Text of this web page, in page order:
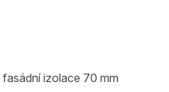
izolace 70 mm